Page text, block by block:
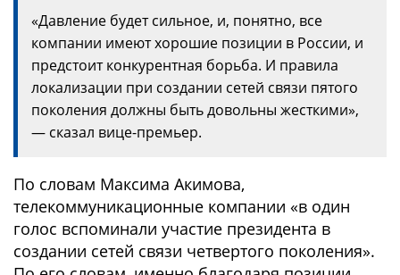
«Давление будет сильное, и, понятно, все
компании имеют хорошие позиции в России, и
предстоит конкурентная борьба. И правила
локализации при создании сетей связи пятого
поколения должны быть довольны жесткими»,
— сказал вице-премьер.
По словам Максима Акимова,
телекоммуникационные компании «в один
голос вспоминали участие президента в
создании сетей связи четвертого поколения».